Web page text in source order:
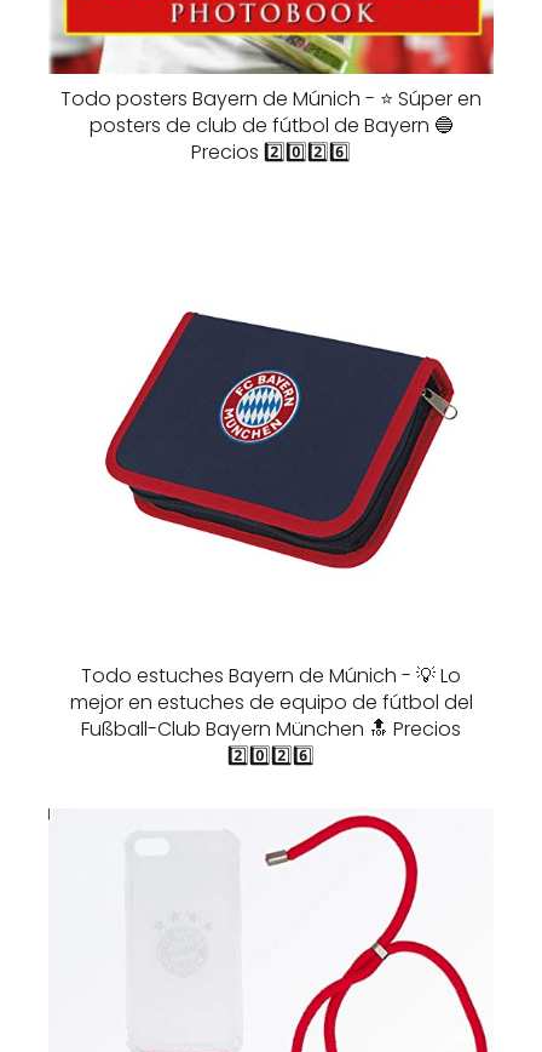
Todo posters Bayern de Múnich - ⭐️ Súper en
posters de club de fútbol de Bayern 🔵
Precios 2️⃣0️⃣2️⃣6️⃣
Todo estuches Bayern de Múnich - 💡 Lo
mejor en estuches de equipo de fútbol del
Fußball-Club Bayern München 🔝 Precios
2️⃣0️⃣2️⃣6️⃣